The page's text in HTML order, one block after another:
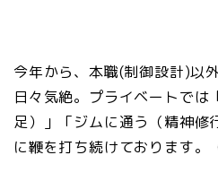
今年から、本職(制御設計)以
日々気絶。プライベートでは
足）」「ジムに通う（精神修
に鞭を打ち続けております。